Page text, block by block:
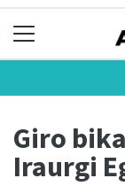
Giro
Iraurgi